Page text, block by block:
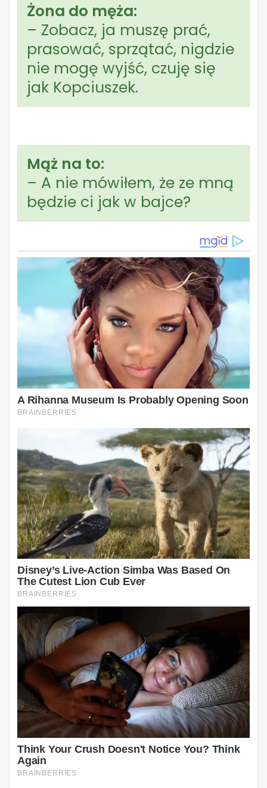
Żona do męża:
– Zobacz, ja muszę prać,
prasować, sprzątać, nigdzie
nie mogę wyjść, czuję się
jak Kopciuszek.
Mąż na to:
– A nie mówiłem, że ze mną
będzie ci jak w bajce?